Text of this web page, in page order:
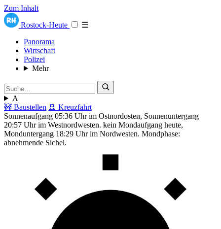
Zum Inhalt
Rostock-Heute
☰
Panorama
Wirtschaft
Polizei
Mehr
A
🚧 Baustellen 🚢 Kreuzfahrt
Sonnenaufgang 05:36 Uhr im Ostnordosten, Sonnenuntergang
20:57 Uhr im Westnordwesten. kein Mondaufgang heute,
Monduntergang 18:29 Uhr im Nordwesten. Mondphase:
abnehmende Sichel.